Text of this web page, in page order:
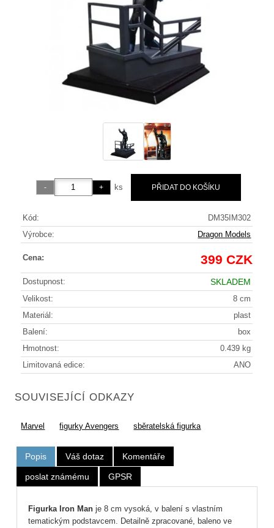
ks
Kód:
DM35IM302
Výrobce:
Dragon Models
Cena: 399 CZK
Dostupnost: SKLADEM
Velikost:
8 cm
Materiál:
plast
Balení:
box
Hmotnost:
0.439 kg
Limitovaná edice:
ANO
SOUVISEJÍCÍ ODKAZY
Marvel figurky Avengers sběratelská figurka
Popis Váš dotaz Komentáře
poslat známému GPSR
Figurka Iron Man je 8 cm vysoká, v balení s vlastním
tematickým podstavcem. Detailně zpracované, baleno ve